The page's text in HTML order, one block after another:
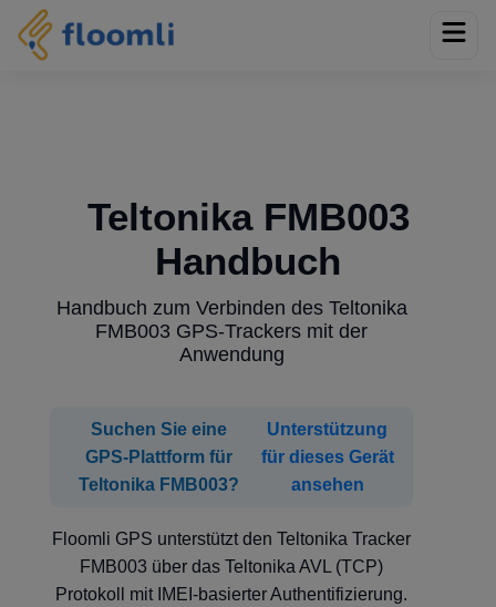
Teltonika FMB003
Handbuch
Handbuch zum Verbinden des Teltonika
FMB003 GPS-Trackers mit der
Anwendung
Suchen Sie eine
GPS-Plattform für
Teltonika FMB003?
Unterstützung
für dieses Gerät
ansehen
Floomli GPS unterstützt den Teltonika Tracker
FMB003 über das Teltonika AVL (TCP)
Protokoll mit IMEI-basierter Authentifizierung.